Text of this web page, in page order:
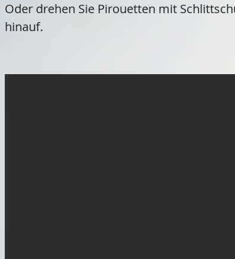
Oder drehen Sie Pirouetten mit
hinauf.